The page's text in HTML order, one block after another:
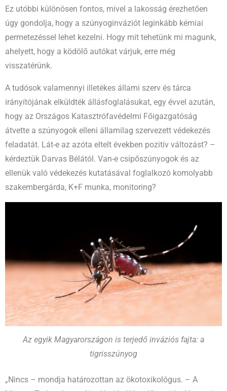
Ez utóbbi különösen fontos, mivel a lakosság érezhetően
úgy gondolja, hogy a szúnyoginváziót leginkább kémiai
permetezéssel lehet kezelni. Hogy mit tehetünk mi magunk,
ahelyett, hogy a ködölő autókat várjuk, erre még
visszatérünk.
A tudósok valamennyi illetékes állami szerv és tárca
irányítójának elküldték állásfoglalásukat, egy évvel azután,
hogy az Országos Katasztrófavédelmi Főigazgatóság
átvette a szúnyogok elleni államilag szervezett védekezés
feladatát. Lát-e az azóta eltelt években pozitív változást? –
kérdeztük Darvas Bélától. Van-e csípőszúnyogok és az
ellenük való védekezés kutatásával foglalkozó komolyabb
szakembergárda, K+F munka, monitoring?
Az egyik Magyarországon is terjedő inváziós fajta: a
tigrisszúnyog
„Nincs – mondja határozottan az ökotoxikológus. – A